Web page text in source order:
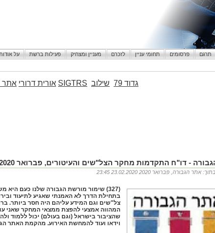
תרגם פרסומים תחומי עניין לזכרם מעניין ומצחיק פעילות ברשת על
גדוד 79 שילוב SIGTRS אורית דרורי אתר
- דו"ח התקדמות מחקר הצל"שים והעיטורים, פברואר 2020
בתוך: אתר הגבורה, פברואר 2020 23.02.2020 23:45
(327) שימור מורשת הגבורה שלנו כעם
בתחילת הדרך לא האמנתי שאגיע לתיעוד
צל"שים וגם המידע עליהם היה חסר ביותר.
המהווה אמצעי להפצת ממצאי המחקר שאני
שהציבור בישראל (וגם בעולם) יכול ללמוד
וידאו ועוד להמחשת האירוע. מהקמת האתר הגבורה במארס 2007 נצפו בו למעלה מ- 7.3 מיליון דפי